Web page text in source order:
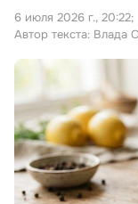
6 июля 2026 г., 20:22;
Автор текста: Влада